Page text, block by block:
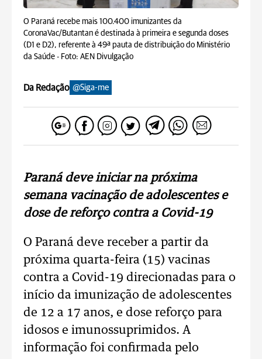
O Paraná recebe mais 100.400 imunizantes da
CoronaVac/Butantan é destinada à primeira e segunda doses
(D1 e D2), referente à 49ª pauta de distribuição do Ministério
da Saúde - Foto: AEN Divulgação
Da Redação @Siga-me
Paraná deve iniciar na próxima
semana vacinação de adolescentes e
dose de reforço contra a Covid-19
O Paraná deve receber a partir da
próxima quarta-feira (15) vacinas
contra a Covid-19 direcionadas para o
início da imunização de adolescentes
de 12 a 17 anos, e dose reforço para
idosos e imunossuprimidos. A
informação foi confirmada pelo